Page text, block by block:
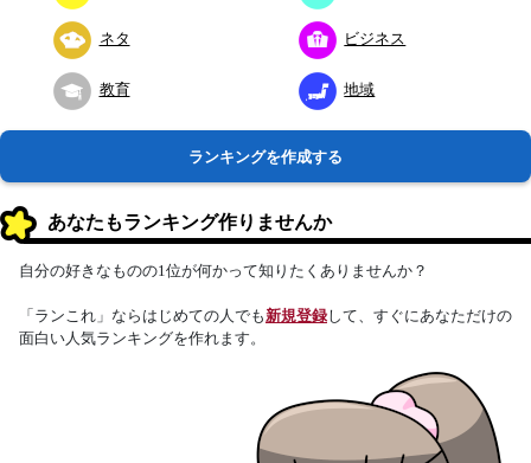
ネタ ビジネス
教育 地域
ランキングを作成する
あなたもランキング作りませんか
自分の好きなものの1位が何かって知りたくありませんか？
「ランこれ」ならはじめての人でも新規登録して、すぐにあなただけの
面白い人気ランキングを作れます。